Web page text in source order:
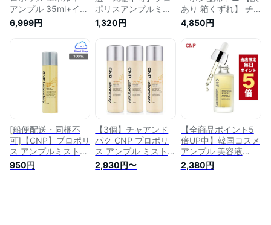
アンプル 35ml+イン
ビジブル ピーリング
ブースター100ml ギ
PROPOLIS ENERGY
AMPULE チャアンド
パク Invisible
Peeling Booster/美
容液 角質 韓国コス
6,999円
ポリスアンプルミス
ト Propolis Ampule
Mist 100ml スキンケ
ルロン酸 CNPミスト
保湿ミスト アンプル
チャアンドパク CNP
laboratory 肌荒れケ
ア スキンケア 韓国
1,320円
あり 箱くずれ】 チ
ャアンドパク グリー
ン プロポリス アン
チ オキシダント ア
ンプル 35ml ［ 美容
液 セラム 敏感肌 ス
キンケア ］ Green
Propolis Anti
Oxidant Ampule
CNP laboratory 韓国
4,850円
[船便配送・同梱不
可]【CNP】プロポリ
ス アンプルミスト
100ml(CNP Propolis
Ampule Mist 100ml)
950円
【3個】チャアンド
パク CNP プロポリ
ス アンプル ミスト
100mlｘ3 CNP
laboratory Propolis
2,930円〜
【全商品ポイント5
倍UP中】韓国コスメ
アンプル 美容液
CNP アンプル CNP
プロポリス エネルギ
2,380円